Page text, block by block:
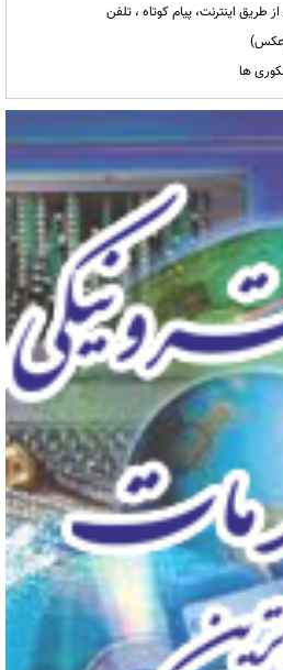
طریق اینترنت، پیام کوتاه ، تلفن
(عکس)
ها